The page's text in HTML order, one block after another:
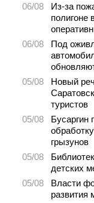
06/08
Из-за
полигоне
06/08
Под
05/08
Новый
туристов
05/08
Бусаргин
грызунов
05/08
детских
05/08
Власти
развития